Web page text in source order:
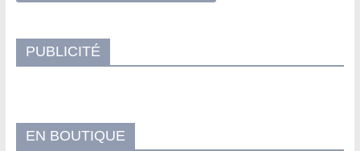
PUBLICITÉ
EN BOUTIQUE